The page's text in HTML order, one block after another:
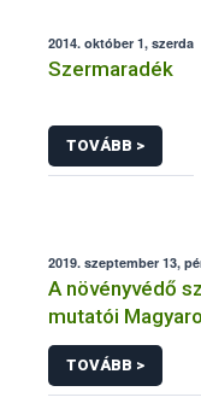
2014. október 1, szerda
Szermaradék
TOVÁBB >
2019. szeptember 13,
A növényvédő
mutatói
TOVÁBB >